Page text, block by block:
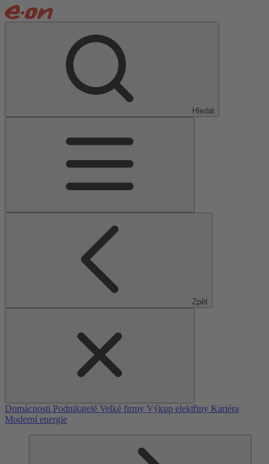
Hledat
Zpět
Domácnosti Podnikatelé Velké firmy Výkup elektřiny Kariéra
Moderní energie